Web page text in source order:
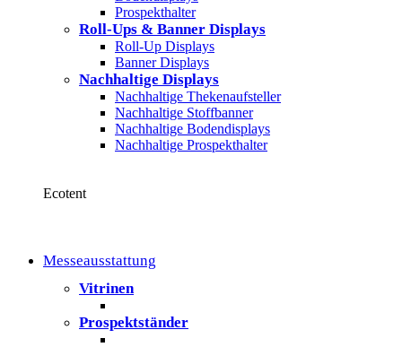
Prospekthalter
Roll-Ups & Banner Displays
Roll-Up Displays
Banner Displays
Nachhaltige Displays
Nachhaltige Thekenaufsteller
Nachhaltige Stoffbanner
Nachhaltige Bodendisplays
Nachhaltige Prospekthalter
Ecotent
Messeausstattung
Vitrinen
Prospektständer